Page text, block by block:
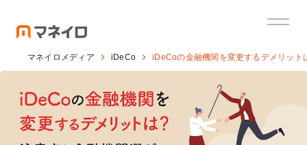
マネイロメディア iDeCo iDeCoの金融機関を変更するデメリッ